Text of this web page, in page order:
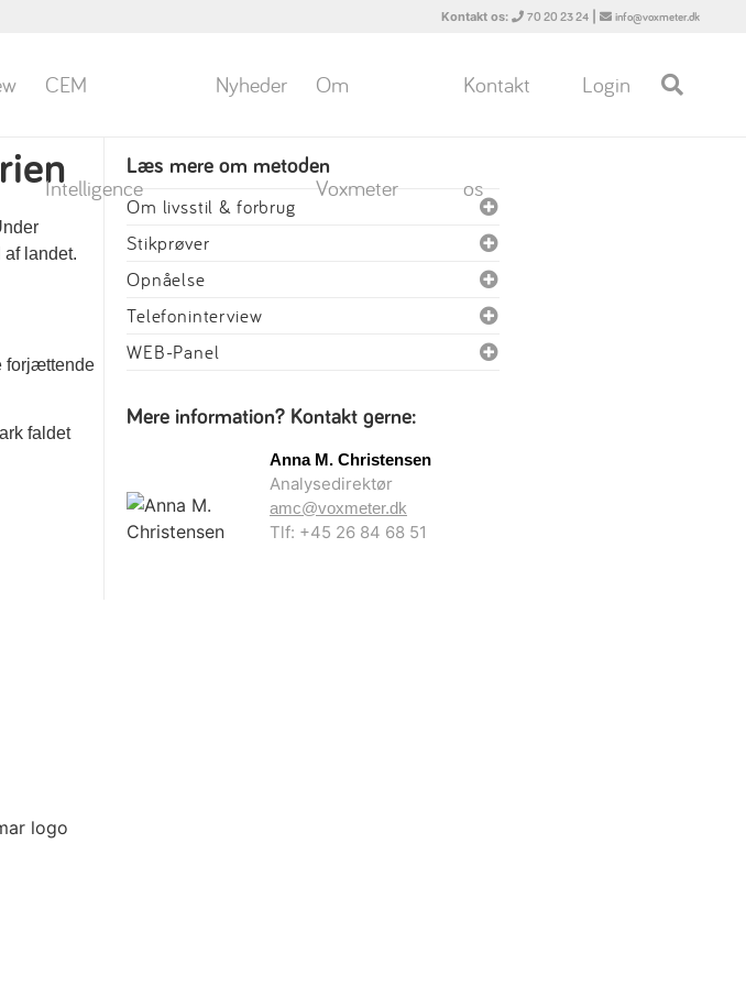
Kontakt os: 70 20 23 24 | info@voxmeter.dk
CEM
Intelligence
Nyheder Om
Voxmeter
Kontakt
os
Login
forjættende
faldet
Læs mere om metoden
Om livsstil & forbrug
Stikprøver
Opnåelse
Telefoninterview
WEB-Panel
Mere information? Kontakt gerne:
Anna M. Christensen
Analysedirektør
amc@voxmeter.dk
Tlf: +45 26 84 68 51